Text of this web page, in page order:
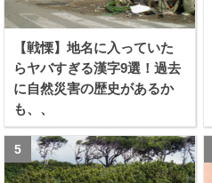
【戦慄】地名に入っていた
らヤバすぎる漢字9選！過去
に自然災害の歴史があるか
も、、